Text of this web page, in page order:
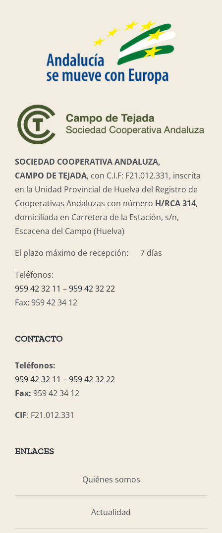
SOCIEDAD COOPERATIVA ANDALUZA,
CAMPO DE TEJADA, con C.I.F: F21.012.331, inscrita
en la Unidad Provincial de Huelva del Registro de
Cooperativas Andaluzas con número H/RCA 314,
domiciliada en Carretera de la Estación, s/n,
Escacena del Campo (Huelva)
El plazo máximo de recepción: 7 días
Teléfonos:
959 42 32 11 –959 42 32 22
Fax: 959 42 34 12
CONTACTO
Teléfonos:
959 42 32 11 –959 42 32 22
Fax: 959 42 34 12
CIF: F21.012.331
ENLACES
Quiénes somos
Actualidad